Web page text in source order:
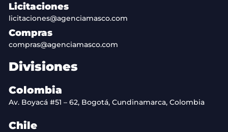
Licitaciones
licitaciones@agenciamasco.com
Compras
compras@agenciamasco.com
Divisiones
Colombia
Av. Boyacá #51 – 62, Bogotá, Cundinamarca, Colombia
Chile